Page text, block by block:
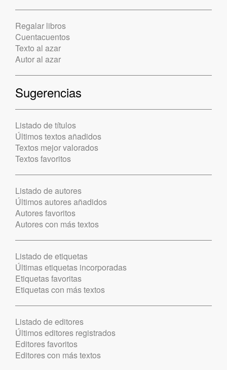
Regalar libros
Cuentacuentos
Texto al azar
Autor al azar
Sugerencias
Listado de títulos
Últimos textos añadidos
Textos mejor valorados
Textos favoritos
Listado de autores
Últimos autores añadidos
Autores favoritos
Autores con más textos
Listado de etiquetas
Últimas etiquetas incorporadas
Etiquetas favoritas
Etiquetas con más textos
Listado de editores
Últimos editores registrados
Editores favoritos
Editores con más textos